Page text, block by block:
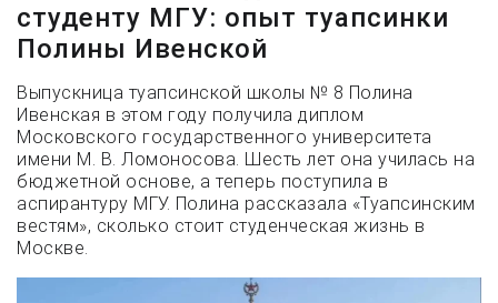
студенту МГУ: опыт туапсинки
Полины Ивенской
Выпускница туапсинской школы № 8 Полина
Ивенская в этом году получила диплом
Московского государственного университета
имени М. В. Ломоносова. Шесть лет она училась на
бюджетной основе, а теперь поступила в
аспирантуру МГУ. Полина рассказала «Туапсинским
вестям», сколько стоит студенческая жизнь в
Москве.